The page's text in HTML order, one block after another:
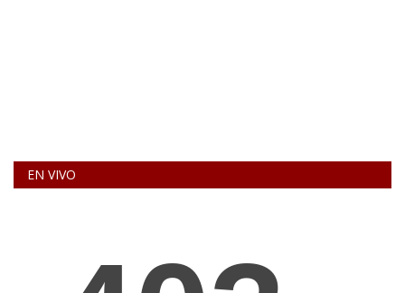
EN VIVO